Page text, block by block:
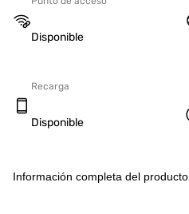
Disponible
Recarga
Disponible
Información completa del producto